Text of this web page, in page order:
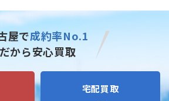
屋で成約率No.1
だから安心買取
宅配買取